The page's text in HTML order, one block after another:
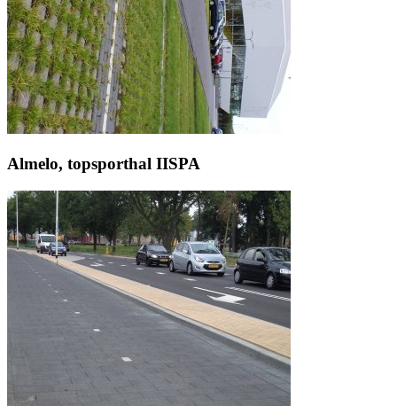
Almelo, topsporthal IISPA